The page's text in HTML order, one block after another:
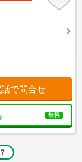
話で問合せ
無料